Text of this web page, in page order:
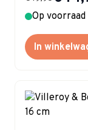
Op voorraad
In